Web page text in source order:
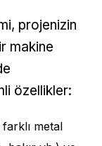
projenizin
makine
özellikler:
metal